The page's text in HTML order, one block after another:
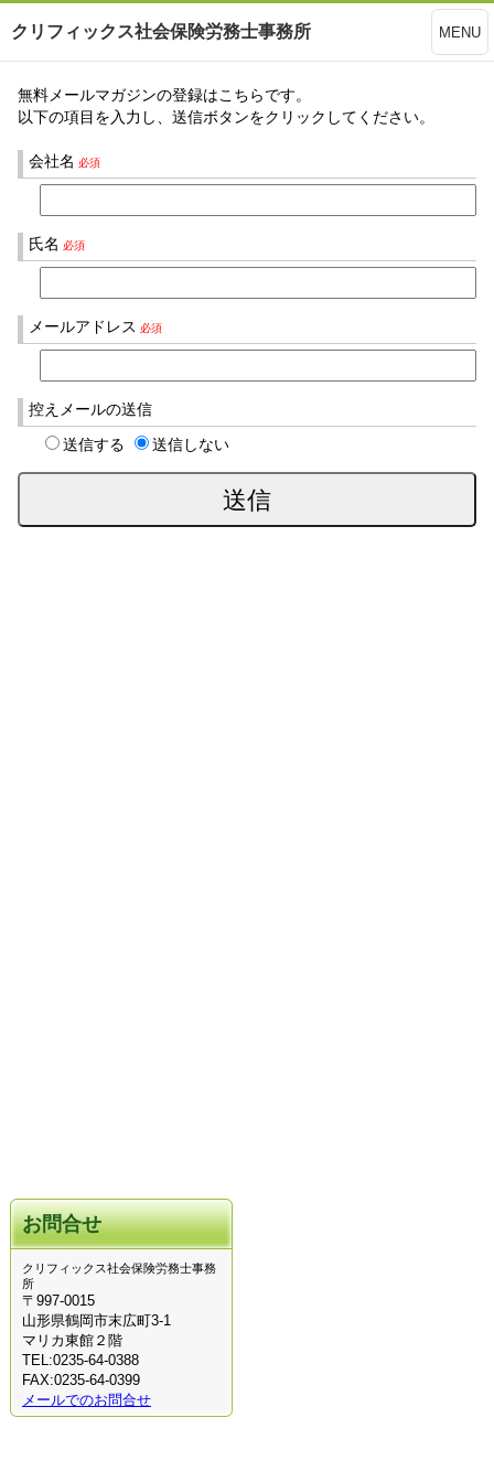
クリフィックス社会保険労務士事務所 MENU
無料メールマガジンの登録はこちらです。
以下の項目を入力し、送信ボタンをクリックしてください。
会社名 必須
氏名 必須
メールアドレス 必須
控えメールの送信
送信する
送信しない
お問合せ
クリフィックス社会保険労務士事務
所
〒997-0015
山形県鶴岡市末広町3-1
マリカ東館２階
TEL:0235-64-0388
FAX:0235-64-0399
メールでのお問合せ